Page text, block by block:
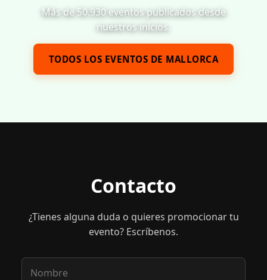
Más de 50.930 eventos publicados desde
nuestros inicios.
TODOS LOS EVENTOS DE MALLORCA
Contacto
¿Tienes alguna duda o quieres promocionar tu
evento? Escríbenos.